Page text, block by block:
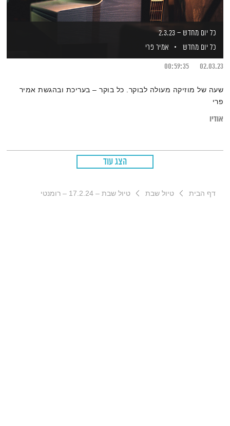
כל יום מחדש – 2.3.23
כל יום מחדש
אמיר פרי
02.03.23
00:59:35
שעה של מוזיקה מעולה לבוקר. כל בוקר – בעריכת ובהגשת אמיר
פרי
אודיו
הצג עוד
דף הבית טיול שבת טיול שבת – 17.2.24 – רומנטי